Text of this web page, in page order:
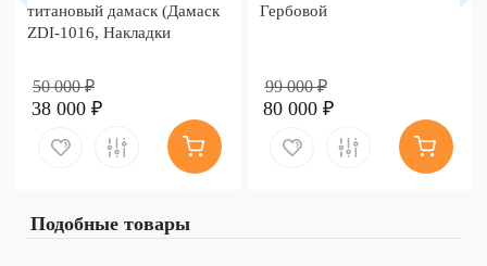
титановый дамаск (Дамаск
ZDI-1016, Накладки
50 000 ₽
38 000 ₽
Гербовой
99 000 ₽
80 000 ₽
Подобные товары